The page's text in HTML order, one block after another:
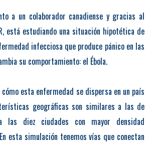
a un colaborador canadiense y gracias al
está estudiando una situación hipotética de
infecciosa que produce pánico en las
su comportamiento: el Ébola.
esta enfermedad se dispersa en un país
geográficas son similares a las de
las diez ciudades con mayor densidad
esta simulación tenemos vías que conectan